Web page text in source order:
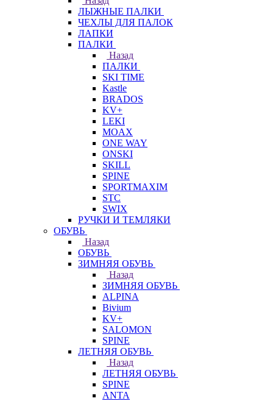
ЛЫЖНЫЕ ПАЛКИ
ЧЕХЛЫ ДЛЯ ПАЛОК
ЛАПКИ
ПАЛКИ
Назад
ПАЛКИ
SKI TIME
Kastle
BRADOS
KV+
LEKI
MOAX
ONE WAY
ONSKI
SKILL
SPINE
SPORTMAXIM
STC
SWIX
РУЧКИ И ТЕМЛЯКИ
ОБУВЬ
Назад
ОБУВЬ
ЗИМНЯЯ ОБУВЬ
Назад
ЗИМНЯЯ ОБУВЬ
ALPINA
Bivium
KV+
SALOMON
SPINE
ЛЕТНЯЯ ОБУВЬ
Назад
ЛЕТНЯЯ ОБУВЬ
SPINE
ANTA